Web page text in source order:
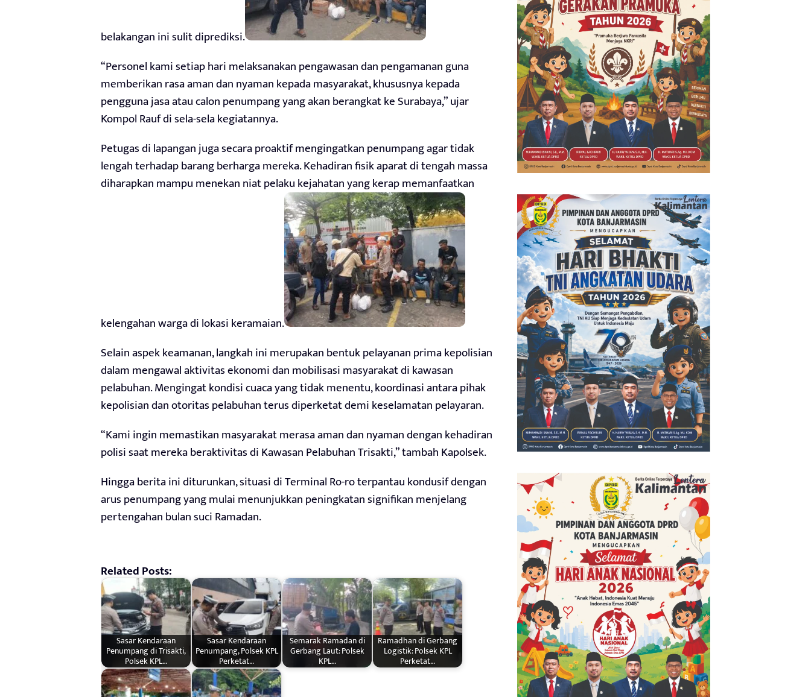
belakangan ini sulit diprediksi.
“Personel kami setiap hari melaksanakan pengawasan dan pengamanan guna
memberikan rasa aman dan nyaman kepada masyarakat, khususnya kepada
pengguna jasa atau calon penumpang yang akan berangkat ke Surabaya,” ujar
Kompol Rauf di sela-sela kegiatannya.
Petugas di lapangan juga secara proaktif mengingatkan penumpang agar tidak
lengah terhadap barang berharga mereka. Kehadiran fisik aparat di tengah massa
diharapkan mampu menekan niat pelaku kejahatan yang kerap memanfaatkan
kelengahan warga di lokasi keramaian.
Selain aspek keamanan, langkah ini merupakan bentuk pelayanan prima kepolisian
dalam mengawal aktivitas ekonomi dan mobilisasi masyarakat di kawasan
pelabuhan. Mengingat kondisi cuaca yang tidak menentu, koordinasi antara pihak
kepolisian dan otoritas pelabuhan terus diperketat demi keselamatan pelayaran.
“Kami ingin memastikan masyarakat merasa aman dan nyaman dengan kehadiran
polisi saat mereka beraktivitas di Kawasan Pelabuhan Trisakti,” tambah Kapolsek.
Hingga berita ini diturunkan, situasi di Terminal Ro-ro terpantau kondusif dengan
arus penumpang yang mulai menunjukkan peningkatan signifikan menjelang
pertengahan bulan suci Ramadan.
Related Posts:
Sasar Kendaraan
Penumpang di Trisakti,
Polsek KPL…
Sasar Kendaraan
Penumpang, Polsek KPL
Perketat…
Semarak Ramadan di
Gerbang Laut: Polsek
KPL…
Ramadhan di Gerbang
Logistik: Polsek KPL
Perketat…